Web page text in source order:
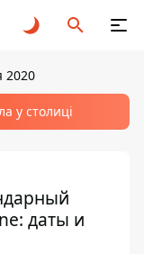
2020
у столиці
даты и